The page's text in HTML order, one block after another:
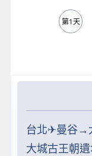
第1天
台北✈曼谷→
大城古王朝